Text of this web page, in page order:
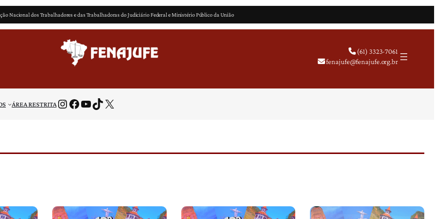
Nacional dos Trabalhadores e das Trabalhadoras do Judiciário Federal e Ministério Público da União
(61) 3323-7061
fenajufe@fenajufe.org.br
ÁREA RESTRITAInstagram Facebook Youtube TikTok X